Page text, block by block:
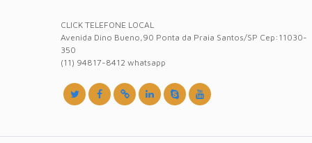
CLICK TELEFONE LOCAL
Avenida Dino Bueno,90 Ponta da Praia Santos/SP Cep:11030-
350
(11) 94817-8412 whatsapp